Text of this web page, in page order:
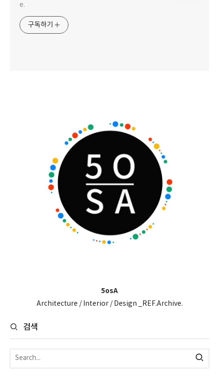
e.
구독하기
5osA
Architecture / Interior / Design _REF.Archive.
검색